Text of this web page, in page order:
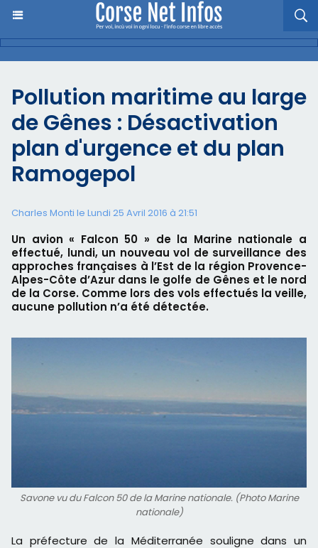
Pollution maritime au large
de Gênes : Désactivation
plan d'urgence et du plan
Ramogepol
Charles Monti le Lundi 25 Avril 2016 à 21:51
Un avion « Falcon 50 » de la Marine nationale a
effectué, lundi, un nouveau vol de surveillance des
approches françaises à l’Est de la région Provence-
Alpes-Côte d’Azur dans le golfe de Gênes et le nord
de la Corse. Comme lors des vols effectués la veille,
aucune pollution n’a été détectée.
Savone vu du Falcon 50 de la Marine nationale. (Photo Marine
nationale)
La préfecture de la Méditerranée souligne dans un